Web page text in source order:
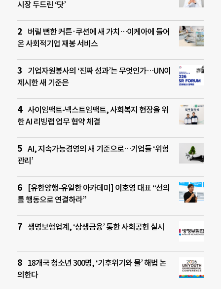
시장 두드린 ‘닷’
버릴 뻔한 커튼·쿠션에 새 가치…이케아에 들어
온 사회적기업 재봉 서비스
기업자원봉사의 ‘진짜 성과’는 무엇인가…UN이
제시한 새 기준은
사이임팩트-넥스트임팩트, 사회복지 현장을 위
한 AI 리빙랩 업무 협약 체결
AI, 지속가능경영의 새 기준으로…기업들 ‘위험
관리’
[유한양행-유일한 아카데미] 이호영 대표 “선의
를 행동으로 연결하라”
생명보험업계, ‘상생금융’ 통한 사회공헌 실시
18개국 청소년 300명, ‘기후위기와 물’ 해법 논
의한다